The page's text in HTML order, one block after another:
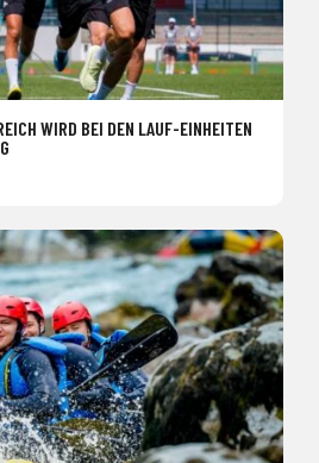
WIRD BEI DEN LAUF-EINHEITEN